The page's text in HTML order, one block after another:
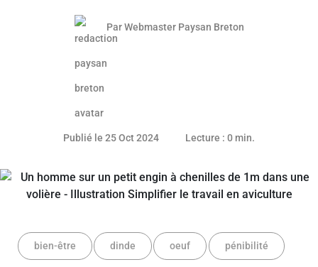
ParWebmaster Paysan Breton
Publié le 25 Oct 202424 octobre 2024
Lecture : 0 min.
bien-être dinde oeuf pénibilité